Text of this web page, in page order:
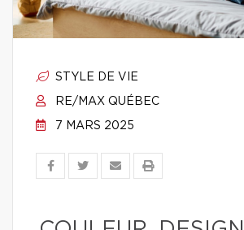
STYLE DE VIE
RE/MAX QUÉBEC
7 MARS 2025